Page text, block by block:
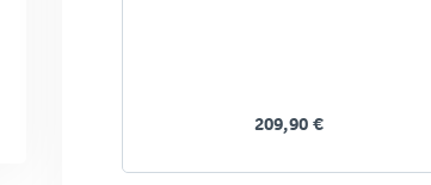
209,90 €